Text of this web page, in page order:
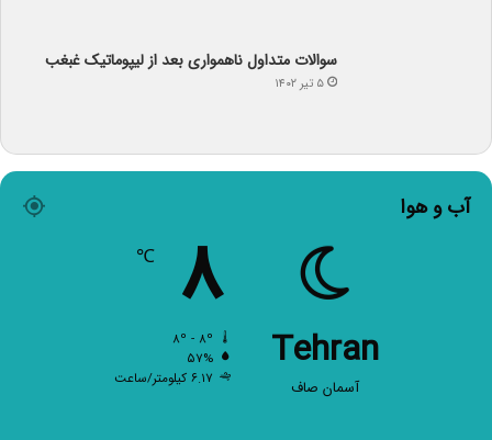
سوالات متداول ناهمواری بعد از لیپوماتیک غبغب
۵ تیر ۱۴۰۲
آب و هوا
Tehran
آسمان صاف
۸
۵۷%
۶.۱۷ کیلومتر/ساعت